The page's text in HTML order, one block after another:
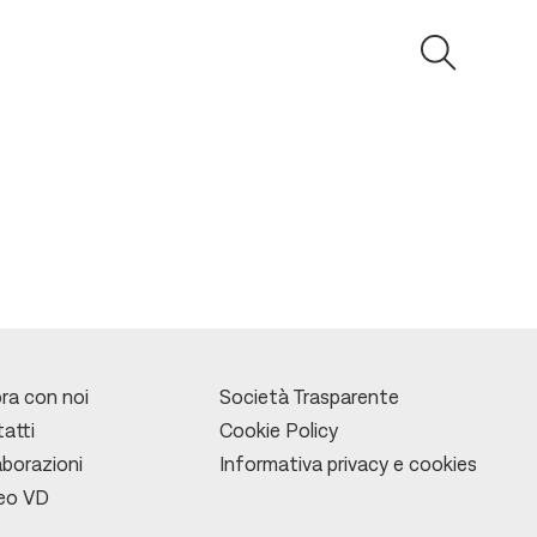
con noi
VD
Società Trasparente
Cookie Policy
Informativa privacy e cookies